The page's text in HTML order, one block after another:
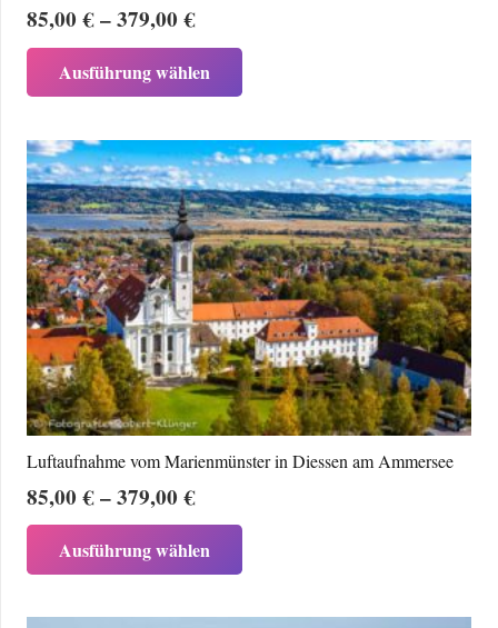
85,00€–379,00€Preisspanne:
85,00 €
bis
379,00 €
Ausführung wählen
mehrere
Varianten
auf.
Die
Optionen
können
auf
der
Produktseite
gewählt
werden
Luftaufnahme vom Marienmünster in Diessen am Ammersee
85,00€–379,00€Preisspanne:
85,00 €
bis
379,00 €
Ausführung wählen
mehrere